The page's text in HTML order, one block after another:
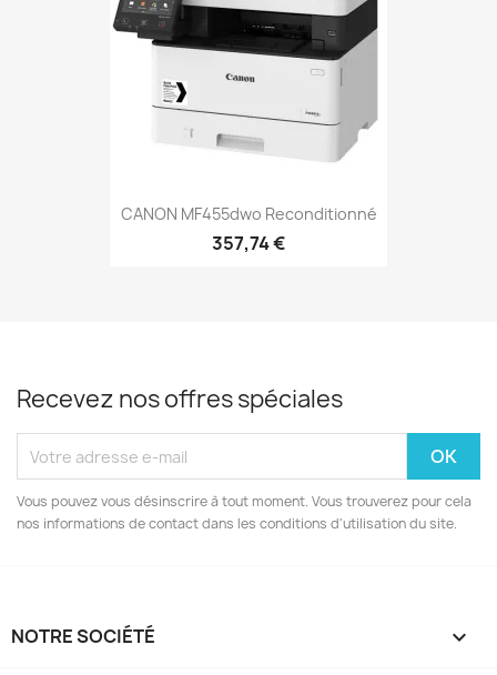
CANON MF455dwo Reconditionné
357,74 €
Recevez nos offres spéciales
Vous pouvez vous désinscrire à tout moment. Vous trouverez pour cela
nos informations de contact dans les conditions d'utilisation du site.
NOTRE SOCIÉTÉ 